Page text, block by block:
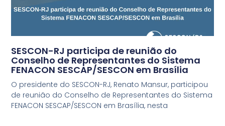
SESCON-RJ participa de reunião do
Conselho de Representantes do Sistema
FENACON SESCAP/SESCON em Brasília
O presidente do SESCON-RJ, Renato Mansur, participou
de reunião do Conselho de Representantes do Sistema
FENACON SESCAP/SESCON em Brasília, nesta